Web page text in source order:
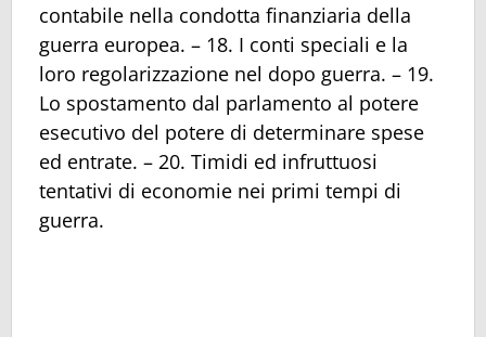
contabile nella condotta finanziaria della
guerra europea. – 18. I conti speciali e la
loro regolarizzazione nel dopo guerra. – 19.
Lo spostamento dal parlamento al potere
esecutivo del potere di determinare spese
ed entrate. – 20. Timidi ed infruttuosi
tentativi di economie nei primi tempi di
guerra.